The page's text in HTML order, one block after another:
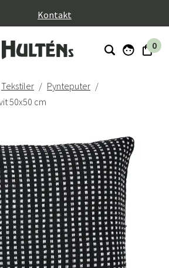
Kontakt
0
Tekstiler
Pynteputer
50x50 cm